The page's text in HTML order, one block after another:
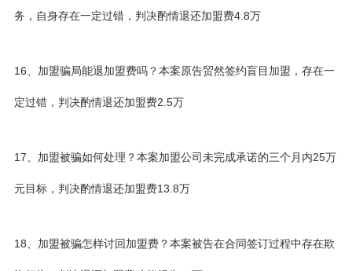
务，自身存在一定过错，判决酌情退还加盟费4.8万
16、加盟骗局能退加盟费吗？本案原告贸然签约盲目加盟，存在一
定过错，判决酌情退还加盟费2.5万
17、加盟被骗如何处理？本案加盟公司未完成承诺的三个月内25万
元目标，判决酌情退还加盟费13.8万
18、加盟被骗怎样讨回加盟费？本案被告在合同签订过程中存在欺